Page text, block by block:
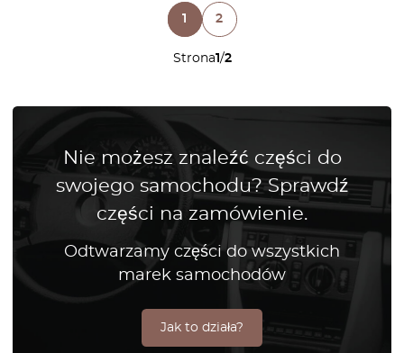
Strona1/2
1 2
Nie możesz znaleźć części do
swojego samochodu? Sprawdź
części na zamówienie.
Odtwarzamy części do wszystkich
marek samochodów
Jak to działa?